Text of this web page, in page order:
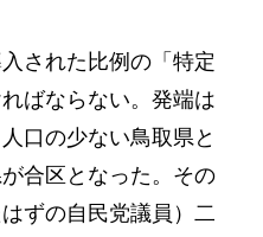
された比例の「特定
ばならない。発端は
口の少ない鳥取県と
合区となった。その
ずの自民党議員）二